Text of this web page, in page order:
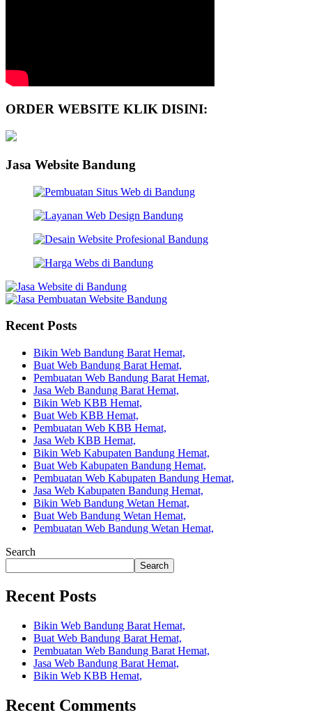
ORDER WEBSITE KLIK DISINI:
Jasa Website Bandung
Recent Posts
Bikin Web Bandung Barat Hemat,
Buat Web Bandung Barat Hemat,
Pembuatan Web Bandung Barat Hemat,
Jasa Web Bandung Barat Hemat,
Bikin Web KBB Hemat,
Buat Web KBB Hemat,
Pembuatan Web KBB Hemat,
Jasa Web KBB Hemat,
Bikin Web Kabupaten Bandung Hemat,
Buat Web Kabupaten Bandung Hemat,
Pembuatan Web Kabupaten Bandung Hemat,
Jasa Web Kabupaten Bandung Hemat,
Bikin Web Bandung Wetan Hemat,
Buat Web Bandung Wetan Hemat,
Pembuatan Web Bandung Wetan Hemat,
Search
Search
Recent Posts
Bikin Web Bandung Barat Hemat,
Buat Web Bandung Barat Hemat,
Pembuatan Web Bandung Barat Hemat,
Jasa Web Bandung Barat Hemat,
Bikin Web KBB Hemat,
Recent Comments